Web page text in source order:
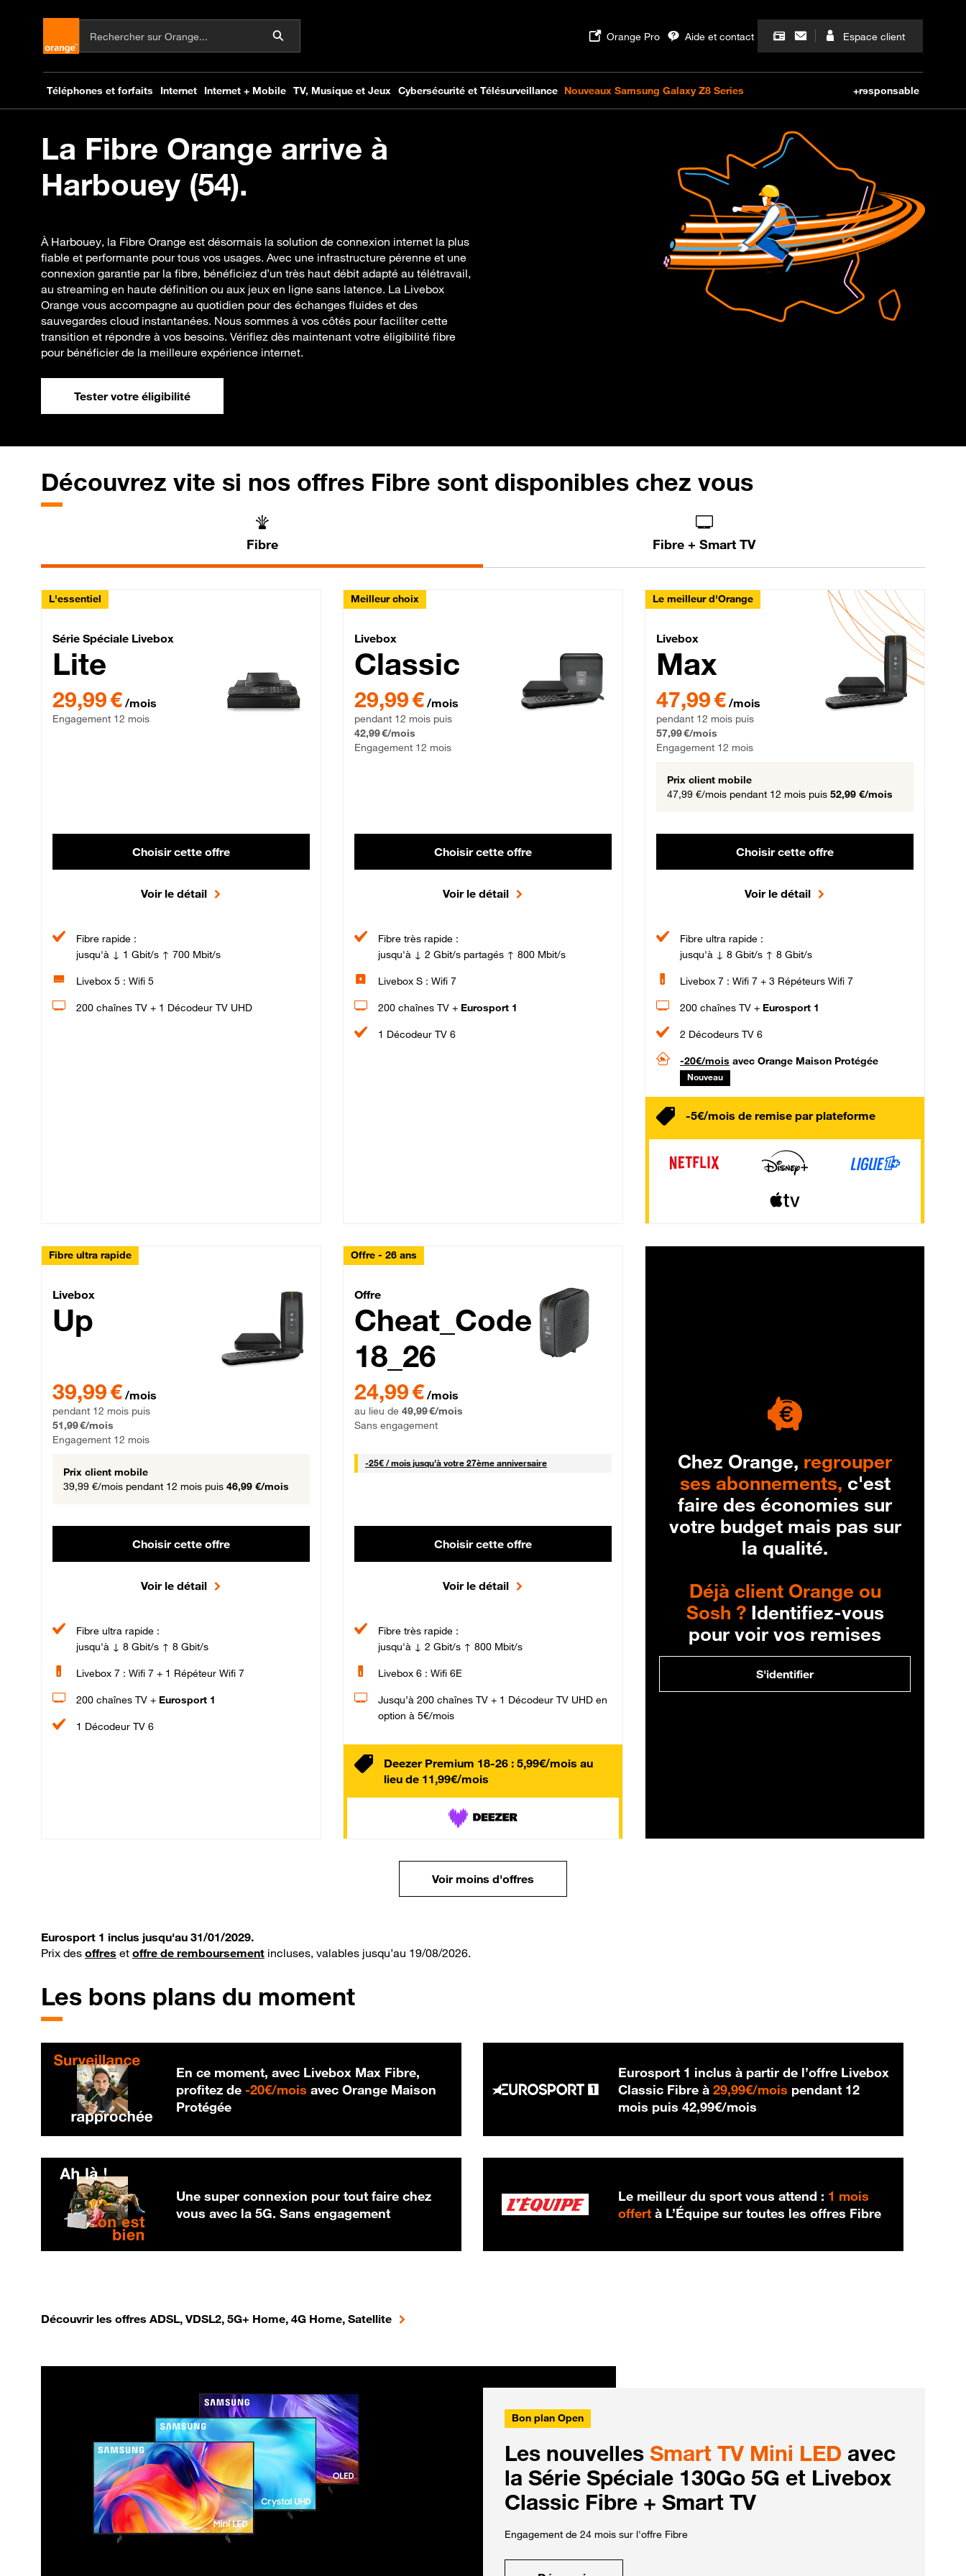
La Fibre Orange arrive à
Harbouey (54).
À Harbouey, la Fibre Orange est désormais la solution de connexion internet la plus
fiable et performante pour tous vos usages. Avec une infrastructure pérenne et une
connexion garantie par la fibre, bénéficiez d’un très haut débit adapté au télétravail,
au streaming en haute définition ou aux jeux en ligne sans latence. La Livebox
Orange vous accompagne au quotidien pour des échanges fluides et des
sauvegardes cloud instantanées. Nous sommes à vos côtés pour faciliter cette
transition et répondre à vos besoins. Vérifiez dès maintenant votre éligibilité fibre
pour bénéficier de la meilleure expérience internet.
Tester votre éligibilité
Découvrez vite si nos offres Fibre sont disponibles chez vous
Fibre Fibre + Smart TV
L'essentiel
Série Spéciale Livebox Lite Fibre
Série Spéciale Livebox
Lite
29,99 € par mois , Engagement 12 mois
29,99 € /mois
Engagement 12 mois
Choisir cette offre
Voir le détail
Fibre rapide :
jusqu'à ↓ 1 Gbit/s ↑ 700 Mbit/s
Livebox 5 : Wifi 5
200 chaînes TV + 1 Décodeur TV UHD
Meilleur choix
Livebox Classic Fibre
Livebox
Classic
29,99 € par mois pendant 12 mois puis 42,99 € par mois, Engagement 12 mois
29,99 € /mois
pendant 12 mois puis
42,99 €/mois
Engagement 12 mois
Choisir cette offre
Voir le détail
Fibre très rapide :
jusqu'à ↓ 2 Gbit/s partagés ↑ 800 Mbit/s
Livebox S : Wifi 7
200 chaînes TV + Eurosport 1
1 Décodeur TV 6
Le meilleur d'Orange
Livebox Max Fibre
Livebox
Max
47,99 € par mois pendant 12 mois puis 57,99 € par mois,
47,99 € /mois
pendant 12 mois puis
57,99 €/mois
Engagement 12 mois
Prix client mobile
47,99 €/mois pendant 12 mois puis 52,99 €/mois
Choisir cette offre
Voir le détail
Fibre ultra rapide :
jusqu'à ↓ 8 Gbit/s ↑ 8 Gbit/s
Livebox 7 : Wifi 7 + 3 Répéteurs Wifi 7
200 chaînes TV + Eurosport 1
2 Décodeurs TV 6
-20€/mois avec Orange Maison Protégée
Nouveau
-5€/mois de remise par plateforme
Fibre ultra rapide
Livebox Up Fibre
Livebox
Up
39,99 € /mois
pendant 12 mois puis
51,99 €/mois
Engagement 12 mois
Prix client mobile
39,99 €/mois pendant 12 mois puis 46,99 €/mois
Choisir cette offre
Voir le détail
Fibre ultra rapide :
jusqu'à ↓ 8 Gbit/s ↑ 8 Gbit/s
Livebox 7 : Wifi 7 + 1 Répéteur Wifi 7
200 chaînes TV + Eurosport 1
1 Décodeur TV 6
Offre - 26 ans
Cheat_Code Fibre_18_26
Offre
Cheat_Code
18_26
24,99 € /mois
au lieu de 49,99 €/mois
Sans engagement
-25€ / mois25 € par mois
jusqu'à votre 27ème anniversaire
Choisir cette offre
Voir le détail
Fibre très rapide :
jusqu'à ↓ 2 Gbit/s ↑ 800 Mbit/s
Livebox 6 : Wifi 6E
Jusqu’à 200 chaînes TV + 1 Décodeur TV UHD en
option à 5€/mois
Deezer Premium 18-26 : 5,99€/mois au
lieu de 11,99€/mois
Chez Orange, regrouper
ses abonnements, c'est
faire des économies sur
votre budget mais pas sur
la qualité.
Déjà client Orange ou
Sosh ?Identifiez-vous
pour voir vos remises
S'identifier
Voir moins d'offres
Eurosport 1 inclus jusqu'au 31/01/2029.
Prix des offres et offre de remboursement incluses, valables jusqu’au 19/08/2026.
Les bons plans du moment
En ce moment, avec Livebox Max Fibre,
profitez de -20€/mois 20 € par mois
avec Orange Maison
Protégée
Eurosport 1 inclus à partir de l’offre Livebox
Classic Fibre à29,99€/mois 29,99 € par mois
pendant 12
mois puis42,99€/mois
Une super connexion pour tout faire chez
vous avec la 5G. Sans engagement
Le meilleur du sport vous attend : 1 mois
offert à L’Équipe sur toutes les offres Fibre
Découvrir les offres ADSL, VDSL2, 5G+ Home, 4G Home, Satellite
Bon plan Open
Les nouvelles Smart TV Mini LED avec
la Série Spéciale 130Go 5G et Livebox
Classic Fibre + Smart TV
Engagement de 24 mois sur l'offre Fibre